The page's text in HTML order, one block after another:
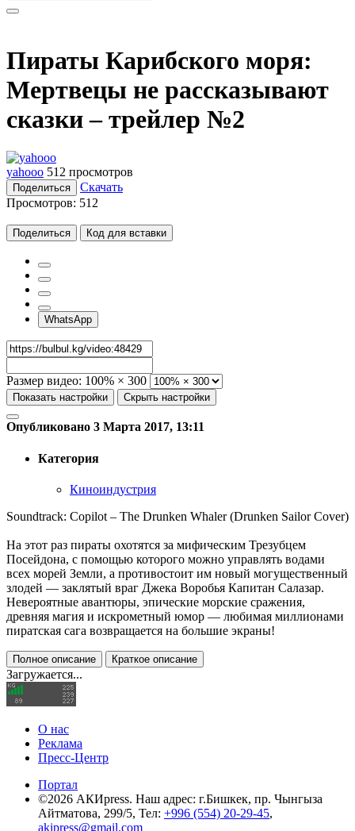
Пираты Карибского моря:
Мертвецы не рассказывают
сказки – трейлер №2
yahooo 512 просмотров
Поделиться
Скачать
Просмотров: 512
Поделиться Код для вставки
WhatsApp
Размер видео: 100% × 300
Показать настройки Скрыть настройки
Опубликовано 3 Марта 2017, 13:11
Категория
Киноиндустрия
Soundtrack: Copilot – The Drunken Whaler (Drunken Sailor Cover)
На этот раз пираты охотятся за мифическим Трезубцем
Посейдона, с помощью которого можно управлять водами
всех морей Земли, а противостоит им новый могущественный
злодей — заклятый враг Джека Воробья Капитан Салазар.
Невероятные авантюры, эпические морские сражения,
древняя магия и искрометный юмор — любимая миллионами
пиратская сага возвращается на большие экраны!
Полное описание Краткое описание
Загружается...
О нас
Реклама
Пресс-Центр
Портал
©2026 АКИpress. Наш адрес: г.Бишкек, пр. Чынгыза
Айтматова, 299/5, Тел: +996 (554) 20-29-45,
akipress@gmail.com